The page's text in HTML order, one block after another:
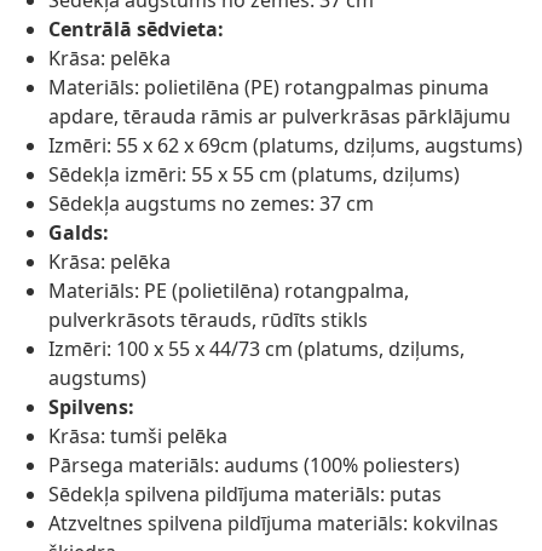
Centrālā sēdvieta:
Krāsa: pelēka
Materiāls: polietilēna (PE) rotangpalmas pinuma
apdare, tērauda rāmis ar pulverkrāsas pārklājumu
Izmēri: 55 x 62 x 69cm (platums, dziļums, augstums)
Sēdekļa izmēri: 55 x 55 cm (platums, dziļums)
Sēdekļa augstums no zemes: 37 cm
Galds:
Krāsa: pelēka
Materiāls: PE (polietilēna) rotangpalma,
pulverkrāsots tērauds, rūdīts stikls
Izmēri: 100 x 55 x 44/73 cm (platums, dziļums,
augstums)
Spilvens:
Krāsa: tumši pelēka
Pārsega materiāls: audums (100% poliesters)
Sēdekļa spilvena pildījuma materiāls: putas
Atzveltnes spilvena pildījuma materiāls: kokvilnas